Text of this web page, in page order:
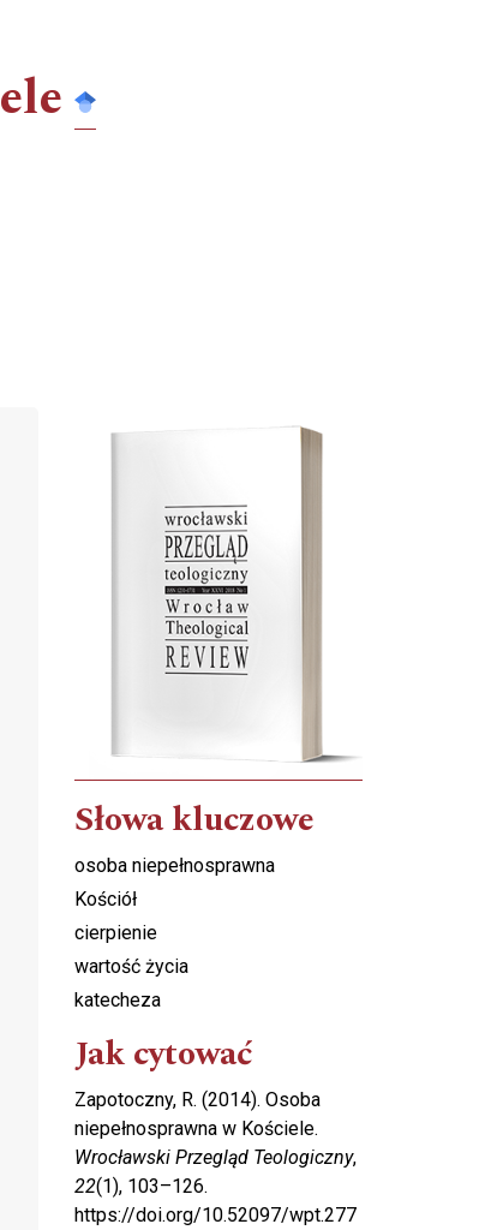
Cover image
Słowa kluczowe
osoba niepełnosprawna
Kościół
cierpienie
wartość życia
katecheza
Jak cytować
Zapotoczny, R. (2014). Osoba
niepełnosprawna w Kościele.
Wrocławski Przegląd Teologiczny,
22(1), 103–126.
https://doi.org/10.52097/wpt.277